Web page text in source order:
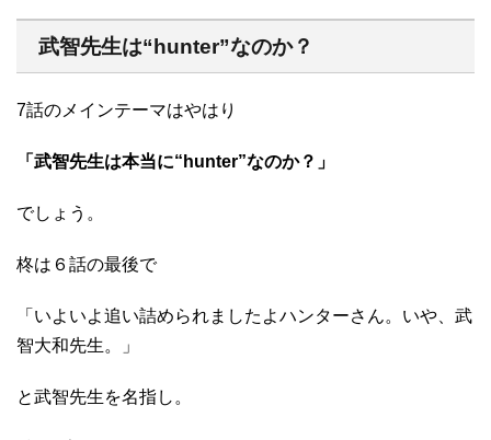
武智先生は“hunter”なのか？
7話のメインテーマはやはり
「武智先生は本当に“hunter”なのか？」
でしょう。
柊は６話の最後で
「いよいよ追い詰められましたよハンターさん。いや、武
智大和先生。」
と武智先生を名指し。